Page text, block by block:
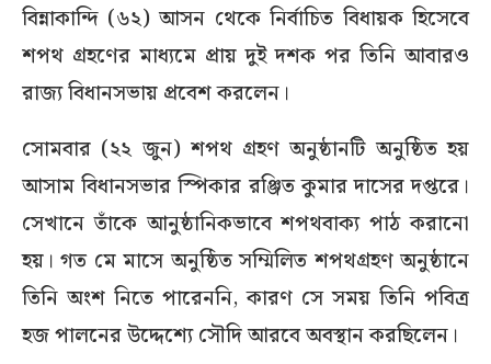
বিন্নাকান্দি (৬২) আসন থেকে নির্বাচিত বিধায়ক হিসেবে
শপথ গ্রহণের মাধ্যমে প্রায় দুই দশক পর তিনি আবারও
রাজ্য বিধানসভায় প্রবেশ করলেন।
সোমবার (২২ জুন) শপথ গ্রহণ অনুষ্ঠানটি অনুষ্ঠিত হয়
আসাম বিধানসভার স্পিকার রঞ্জিত কুমার দাসের দপ্তরে।
সেখানে তাঁকে আনুষ্ঠানিকভাবে শপথবাক্য পাঠ করানো
হয়। গত মে মাসে অনুষ্ঠিত সম্মিলিত শপথগ্রহণ অনুষ্ঠানে
তিনি অংশ নিতে পারেননি, কারণ সে সময় তিনি পবিত্র
হজ পালনের উদ্দেশ্যে সৌদি আরবে অবস্থান করছিলেন।